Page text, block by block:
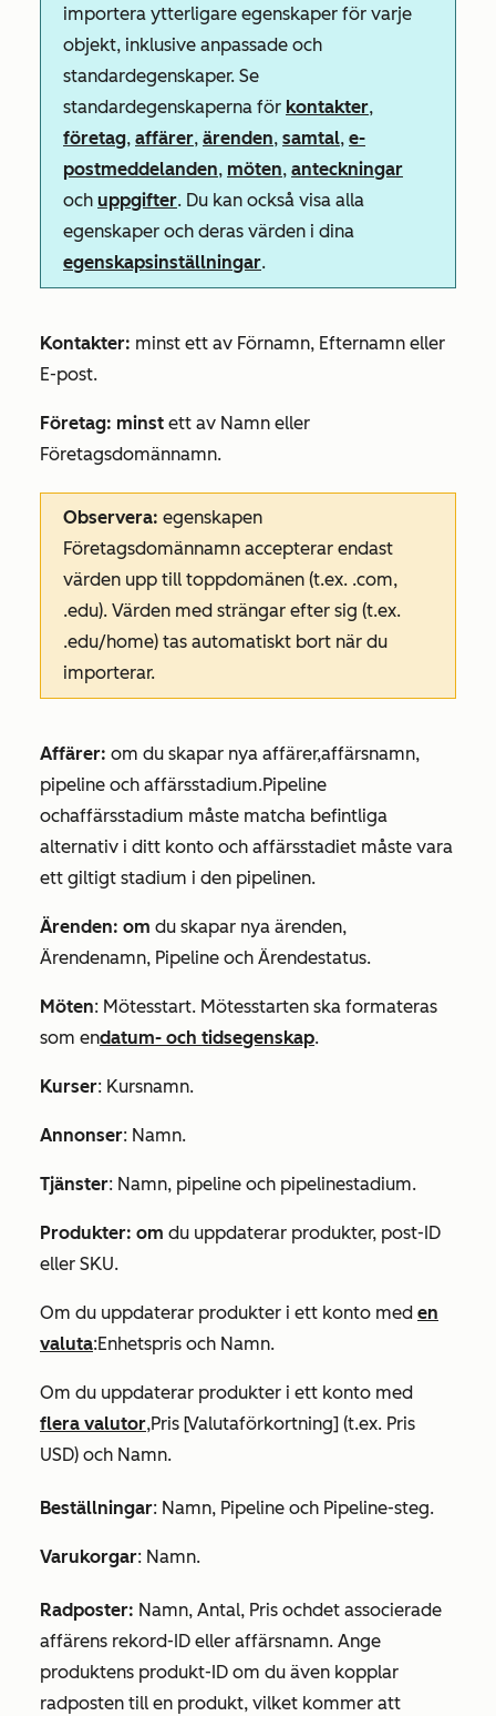
importera ytterligare egenskaper för varje
objekt, inklusive anpassade och
standardegenskaper. Se
standardegenskaperna för kontakter,
företag, affärer, ärenden, samtal, e-
postmeddelanden, möten, anteckningar
och uppgifter. Du kan också visa alla
egenskaper och deras värden i dina
egenskapsinställningar.
Kontakter: minst ett av Förnamn, Efternamn eller
E-post.
Företag: minst ett av Namn eller
Företagsdomännamn.
Observera: egenskapen
Företagsdomännamn accepterar endast
värden upp till toppdomänen (t.ex. .com,
.edu). Värden med strängar efter sig (t.ex.
.edu/home) tas automatiskt bort när du
importerar.
Affärer: om du skapar nya affärer,affärsnamn,
pipeline och affärsstadium.Pipeline
ochaffärsstadium måste matcha befintliga
alternativ i ditt konto och affärsstadiet måste vara
ett giltigt stadium i den pipelinen.
Ärenden: om du skapar nya ärenden,
Ärendenamn, Pipeline och Ärendestatus.
Möten: Mötesstart. Mötesstarten ska formateras
som endatum- och tidsegenskap.
Kurser: Kursnamn.
Annonser: Namn.
Tjänster: Namn, pipeline och pipelinestadium.
Produkter: om du uppdaterar produkter, post-ID
eller SKU.
Om du uppdaterar produkter i ett konto med en
valuta:Enhetspris och Namn.
Om du uppdaterar produkter i ett konto med
flera valutor,Pris [Valutaförkortning] (t.ex. Pris
USD) och Namn.
Beställningar: Namn, Pipeline och Pipeline-steg.
Varukorgar: Namn.
Radposter: Namn, Antal, Pris ochdet associerade
affärens rekord-ID eller affärsnamn. Ange
produktens produkt-ID om du även kopplar
radposten till en produkt, vilket kommer att